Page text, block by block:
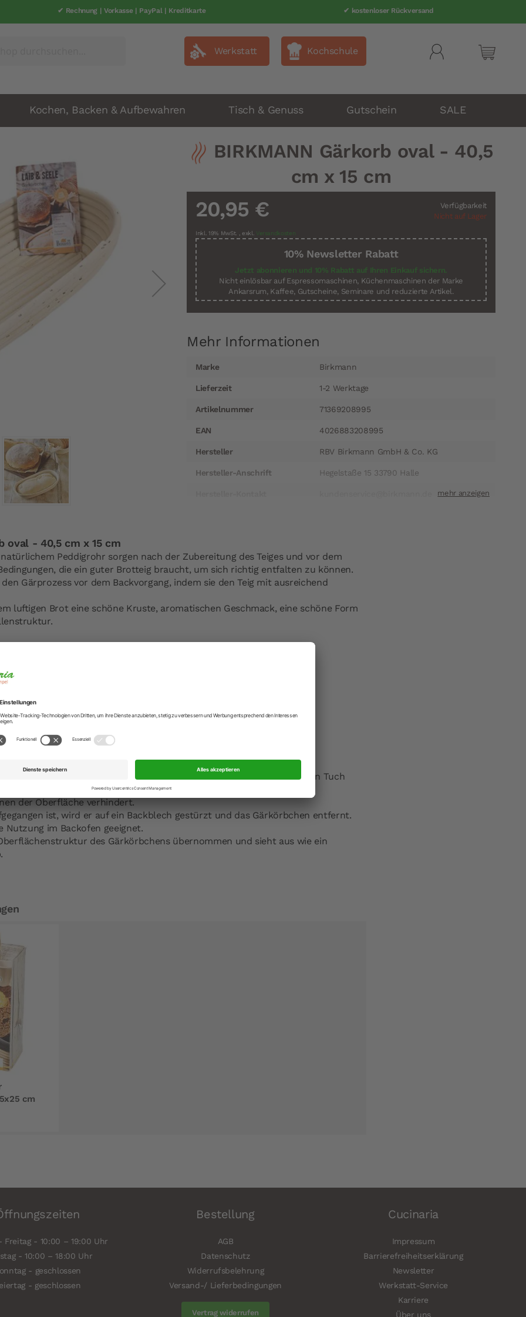
✔ Rechnung | Vorkasse | PayPal | Kreditkarte ✔ kostenloser Rückversand
Mein
Werkstatt Kochschule
Kochen, Backen & Aufbewahren Tisch & Genuss Gutschein SALE
BIRKMANN Gärkorb oval - 40,5
cm x 15 cm
Verfügbarkeit
Nicht auf Lager
20,95 €
Inkl. 19% MwSt. , exkl. Versandkosten
10% Newsletter Rabatt
Jetzt abonnieren und 10% Rabatt auf Ihren Einkauf sichern.
Nicht einlösbar auf Espressomaschinen, Küchenmaschinen der Marke
Ankarsrum, Kaffee, Gutscheine, Seminare und reduzierte Artikel.
Mehr Informationen
Informationen
Marke Birkmann
Lieferzeit 1-2 Werktage
Artikelnummer 71369208995
EAN 4026883208995
Hersteller RBV Birkmann GmbH & Co. KG
Hersteller-Anschrift Hegelstaße 15 33790 Halle
oval - 40,5 cm x 15 cm
Peddigrohr sorgen nach der Zubereitung des Teiges und vor dem
die ein guter Brotteig braucht, um sich richtig entfalten zu können.
Gärprozess vor dem Backvorgang, indem sie den Teig mit ausreichend
luftigen Brot eine schöne Kruste, aromatischen Geschmack, eine schöne Form
seit über hundert Jahren im Einsatz, da sie das Back- und
ein Vielfaches verbessern.
Bezug sind die Gärkörbchen ein echter Hingucker.
nicht mit Wasser.
gut aus, lassen Sie es trocknen und bürsten Sie es gut aus.
für den Gärvorgang, nicht zum Backen im Backofen geeignet.
von 1500 g bis 2500 g.
in das gut gemehlte Gärkörbchen gegeben und mit einem feuchten Tuch
der Oberfläche verhindert.
ist, wird er auf ein Backblech gestürzt und das Gärkörbchen entfernt.
Nutzung im Backofen geeignet.
des Gärkörbchens übernommen und sieht aus wie ein
cm
Freitag - 10:00 – 19:00 Uhr
- 10:00 – 18:00 Uhr
- geschlossen
- geschlossen
Bestellung
AGB
Datenschutz
Widerrufsbelehrung
Versand-/ Lieferbedingungen
Vertrag widerrufen
Cucinaria
Impressum
Barrierefreiheitserklärung
Newsletter
Werkstatt-Service
Karriere
Über uns